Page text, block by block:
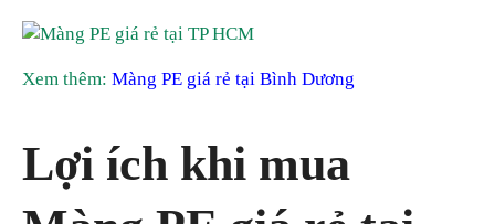
Xem thêm: Màng PE giá rẻ tại Bình Dương
Lợi ích khi mua